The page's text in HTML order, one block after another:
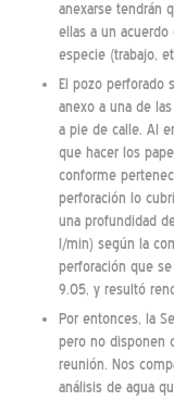
anexarse tendrán
ellas a un
especie (trabajo,
El pozo perforado
anexo a una de
a pie de calle. Al
que hacer los
conforme
perforación lo
una profundidad
l/min) según la
perforación que
9.05, y resultó
Por entonces, la
pero no disponen
reunión. Nos
análisis de agua